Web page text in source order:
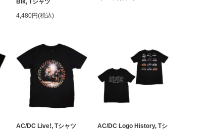
Blk, Tシャツ
4,480円(税込)
AC/DC Live!, Tシャツ
AC/DC Logo History, Tシ